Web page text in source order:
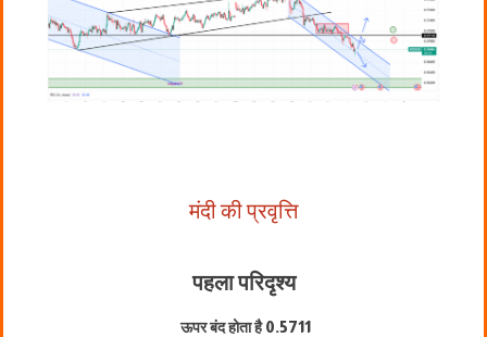
मंदी की प्रवृत्ति
पहला परिदृश्य
ऊपर बंद होता है0.5711